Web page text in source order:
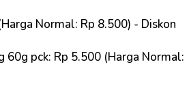
Normal: Rp 8.500) - Diskon
60g pck: Rp 5.500 (Harga Normal: